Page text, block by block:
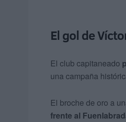
El gol de
El club capitaneado
una campaña
El broche de oro a
frente al